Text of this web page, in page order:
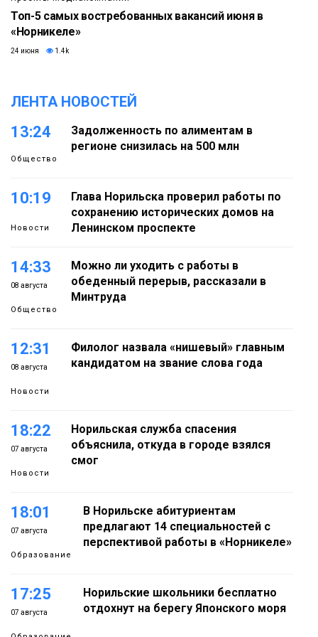
Топ-5 самых востребованных вакансий июня в
«Норникеле»
24 июня 1.4k
ЛЕНТА НОВОСТЕЙ
13:24
Общество
Задолженность по алиментам в
регионе снизилась на 500 млн
10:19
Новости
Глава Норильска проверил работы по
сохранению исторических домов на
Ленинском проспекте
14:33
08 августа
Общество
Можно ли уходить с работы в
обеденный перерыв, рассказали в
Минтруда
12:31
08 августа
Новости
Филолог назвала «нишевый» главным
кандидатом на звание слова года
18:22
07 августа
Новости
Норильская служба спасения
объяснила, откуда в городе взялся
смог
18:01
07 августа
Образование
В Норильске абитуриентам
предлагают 14 специальностей с
перспективой работы в «Норникеле»
17:25
07 августа
Норильские школьники бесплатно
отдохнут на берегу Японского моря